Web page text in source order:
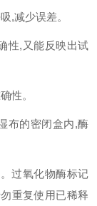
,减少误差。
性, 又能反映出试
性。
布的密闭盒内,酶
过氧化物酶标记
重复使用已稀释